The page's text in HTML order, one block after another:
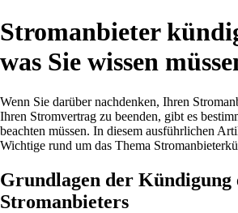
Stromanbieter
was Sie wissen
Wenn Sie darüber nachdenken, Ihren
Ihren Stromvertrag zu beenden, gibt es
beachten müssen. In diesem ausführlichen
Wichtige rund um das Thema
Grundlagen der Kündigung
Stromanbieters